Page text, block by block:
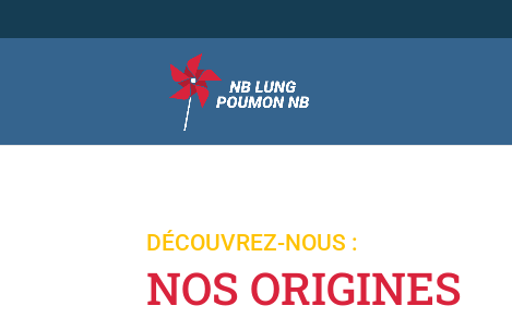
DÉCOUVREZ-NOUS :
NOS ORIGINES